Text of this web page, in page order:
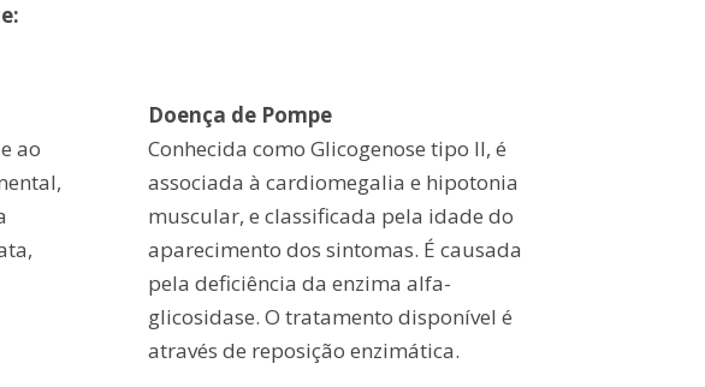
ao
Doença de Pompe
Conhecida como Glicogenose tipo II, é
associada à cardiomegalia e hipotonia
muscular, e classificada pela idade do
aparecimento dos sintomas. É causada
pela deficiência da enzima alfa-
glicosidase. O tratamento disponível é
através de reposição enzimática.